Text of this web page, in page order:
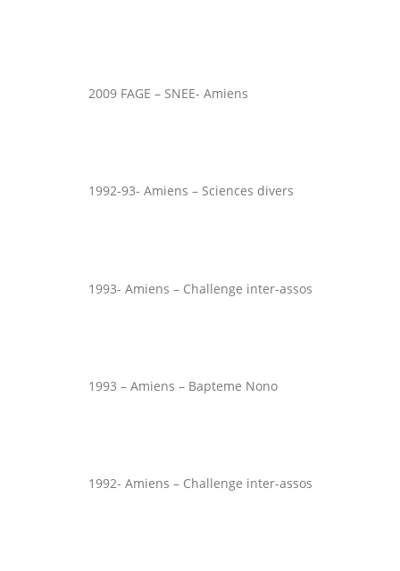
2009 FAGE – SNEE- Amiens
1992-93- Amiens – Sciences divers
1993- Amiens – Challenge inter-assos
1993 – Amiens – Bapteme Nono
1992- Amiens – Challenge inter-assos